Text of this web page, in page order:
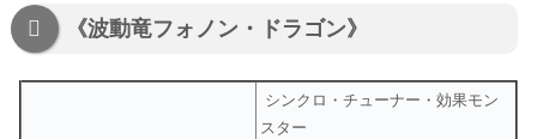
《波動竜フォノン・ドラゴン》
シンクロ・チューナー・効果モン
スター